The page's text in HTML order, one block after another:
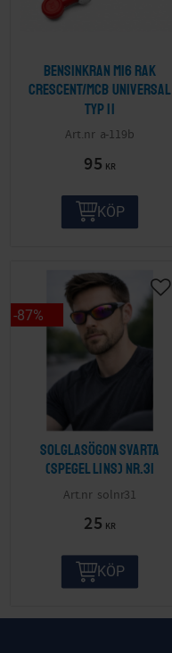
Bensinkran M16 Rak
Crescent/MCB Universal
Typ II
a-119b
95 KR
KÖP
Solglasögon svarta
(spegel lins) nr.31
solnr31
25 KR
87%
KÖP